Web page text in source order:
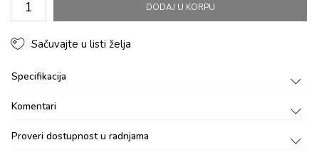
DODAJ U KORPU
Sačuvajte u listi želja
Specifikacija
Komentari
Proveri dostupnost u radnjama